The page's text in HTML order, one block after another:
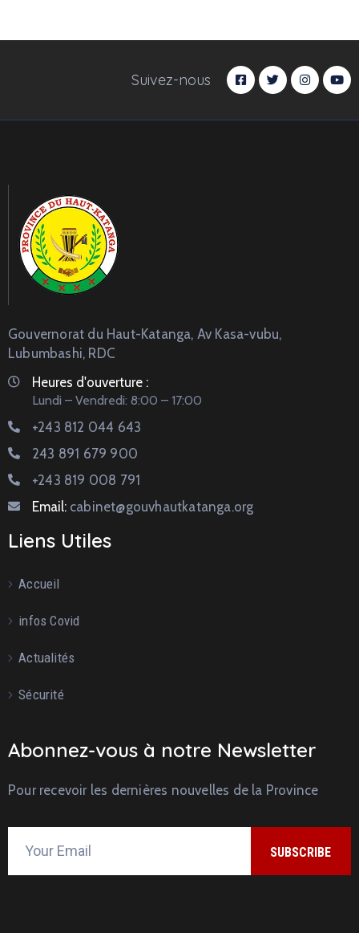
Suivez-nous
Gouvernorat du Haut-Katanga, Av Kasa-vubu,
Lubumbashi, RDC
Heures d'ouverture :
Lundi – Vendredi: 8:00 – 17:00
+243 812 044 643
243 891 679 900
+243 819 008 791
Email: cabinet@gouvhautkatanga.org
Liens Utiles
Accueil
infos Covid
Actualités
Sécurité
Abonnez-vous à notre Newsletter
Pour recevoir les dernières nouvelles de la Province